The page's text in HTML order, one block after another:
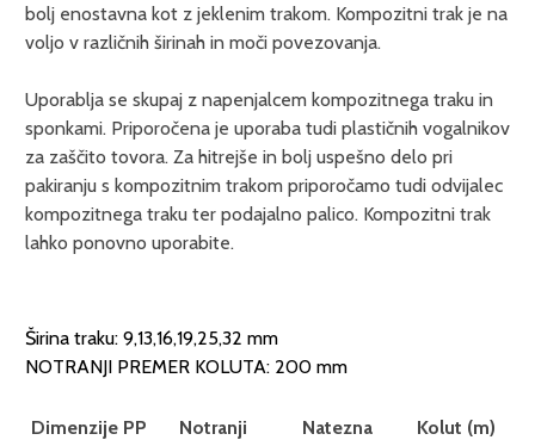
bolj enostavna kot z jeklenim trakom. Kompozitni trak je na
voljo v različnih širinah in moči povezovanja.
Uporablja se skupaj z napenjalcem kompozitnega traku in
sponkami. Priporočena je uporaba tudi plastičnih vogalnikov
za zaščito tovora. Za hitrejše in bolj uspešno delo pri
pakiranju s kompozitnim trakom priporočamo tudi odvijalec
kompozitnega traku ter podajalno palico. Kompozitni trak
lahko ponovno uporabite.
Širina traku: 9,13,16,19,25,32 mm
NOTRANJI PREMER KOLUTA: 200 mm
Dimenzije PP
Notranji
Natezna
Kolut (m)